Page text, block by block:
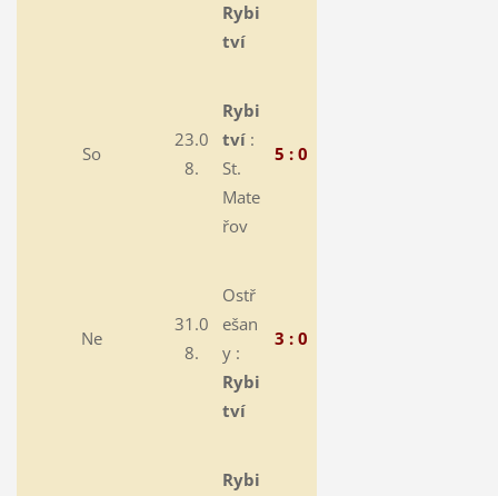
Rybi
tví
So
23.0
8.
Rybi
tví:
St.
Mate
řov
5 : 0
Ne
31.0
8.
Ostř
ešan
y :
Rybi
tví
3 : 0
Rybi